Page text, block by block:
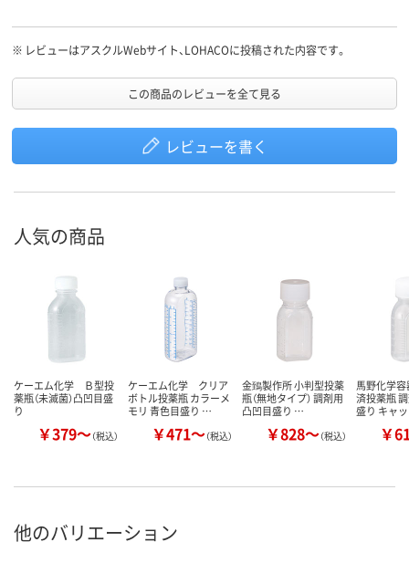
※ レビューはアスクルWebサイト、LOHACOに投稿された内容です。
この商品のレビューを全て見る
レビューを書く
人気の商品
ケーエム化学 Ｂ型投
薬瓶（未滅菌）凸凹目盛
り
￥379～（税込）
ケーエム化学 クリア
ボトル投薬瓶 カラーメ
モリ 青色目盛り …
￥471～（税込）
金鵄製作所 小判型投薬
瓶（無地タイプ） 調剤用
凸凹目盛り …
￥828～（税込）
馬野化学
済投薬瓶
盛り キャ
￥
他のバリエーション